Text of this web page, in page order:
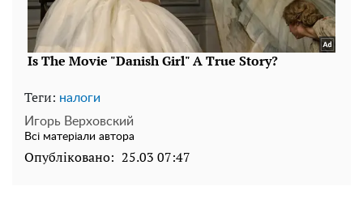
Теги: налоги
Игорь Верховский
Всі матеріали автора
Опубліковано: 25.03 07:47